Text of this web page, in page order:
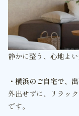
静かに整う、心地よ
・横浜のご自宅で、
外出せずに、リラッ
です。